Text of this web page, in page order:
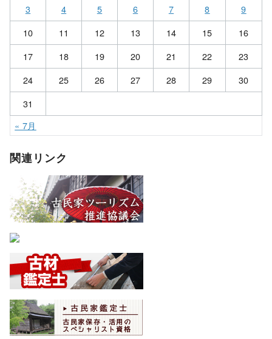
3
4 5 6 7 8
9
10
11 12 13 14 15
16
17
18 19 20 21 22
23
24
25 26 27 28 29
30
31
« 7月
関連リンク